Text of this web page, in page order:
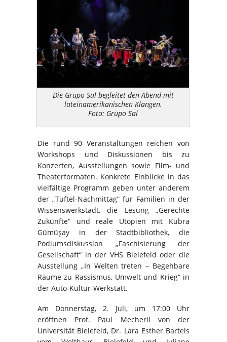
Die Grupo Sal begleitet den Abend mit
lateinamerikanischen Klängen.
Foto: Grupo Sal
Die rund 90 Veranstaltungen reichen von
Workshops und Diskussionen bis zu
Konzerten, Ausstellungen sowie Film- und
Theaterformaten. Konkrete Einblicke in das
vielfältige Programm geben unter anderem
der „Tüftel-Nachmittag“ für Familien in der
Wissenswerkstadt, die Lesung „Gerechte
Zukünfte“ und reale Utopien mit Kübra
Gümüşay in der Stadtbibliothek, die
Podiumsdiskussion „Faschisierung der
Gesellschaft“ in der VHS Bielefeld oder die
Ausstellung „In Welten treten – Begehbare
Räume zu Rassismus, Umwelt und Krieg“ in
der Auto-Kultur-Werkstatt.
Am Donnerstag, 2. Juli, um 17:00 Uhr
eröffnen Prof. Paul Mecheril von der
Universität Bielefeld, Dr. Lara Esther Bartels